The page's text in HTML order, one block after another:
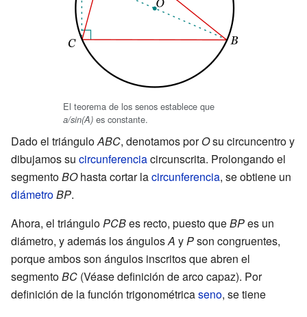
El teorema de los senos establece que
a/sin(A)es constante.
Dado el triánguloABC, denotamos porOsu circuncentro y
dibujamos su circunferenciacircunscrita. Prolongando el
segmentoBOhasta cortar lacircunferencia, se obtiene un
diámetroBP.
Ahora, el triánguloPCBes recto, puesto queBPes un
diámetro, y además los ángulosA yPson congruentes,
porque ambos son ángulos inscritos que abren el
segmentoBC (Véase definición de arco capaz). Por
definición de la función trigonométricaseno, se tiene